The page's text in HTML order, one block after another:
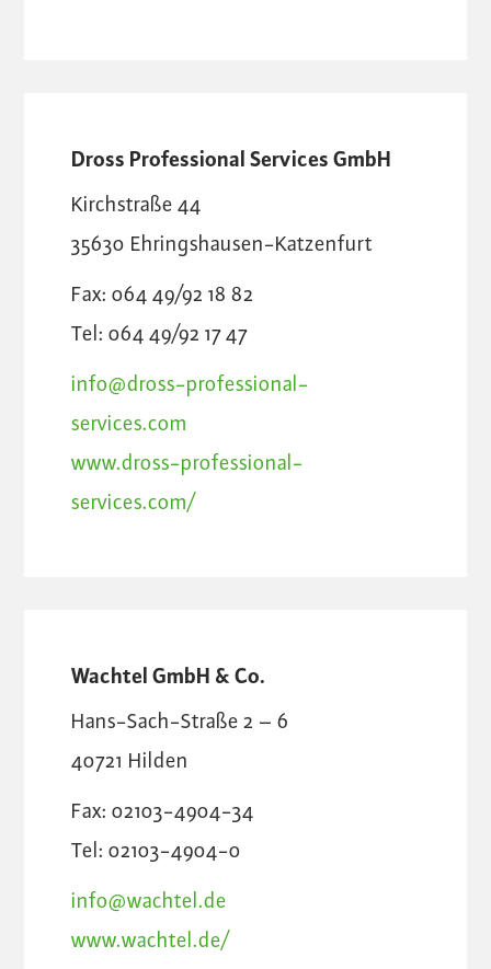
Dross Professional Services GmbH
Kirchstraße 44
35630 Ehringshausen-Katzenfurt
Fax: 064 49/92 18 82
Tel: 064 49/92 17 47
info@dross-professional-
services.com
www.dross-professional-
services.com/
Wachtel GmbH & Co.
Hans-Sach-Straße 2 – 6
40721 Hilden
Fax: 02103-4904-34
Tel: 02103-4904-0
info@wachtel.de
www.wachtel.de/